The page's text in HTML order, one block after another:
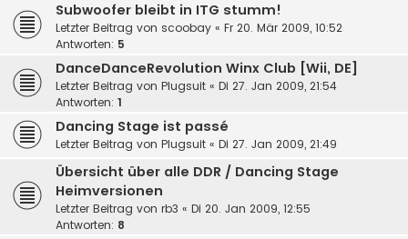
Subwoofer bleibt in ITG stumm!
Letzter Beitrag von scoobay « Fr 20. Mär 2009, 10:52
Antworten: 5
DanceDanceRevolution Winx Club [Wii, DE]
Letzter Beitrag von Plugsuit « Di 27. Jan 2009, 21:54
Antworten: 1
Dancing Stage ist passé
Letzter Beitrag von Plugsuit « Di 27. Jan 2009, 21:49
Übersicht über alle DDR / Dancing Stage
Heimversionen
Letzter Beitrag von rb3 « Di 20. Jan 2009, 12:55
Antworten: 8